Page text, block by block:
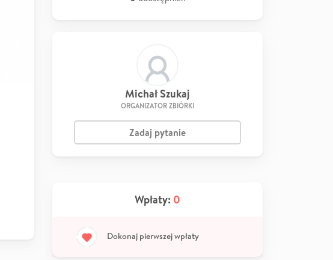
Michał Szukaj
ORGANIZATOR ZBIÓRKI
Zadaj pytanie
Wpłaty: 0
Dokonaj pierwszej wpłaty